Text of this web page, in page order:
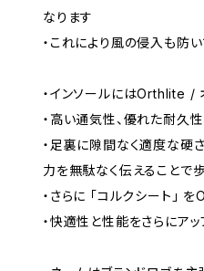
なります
・これにより風の侵入も防
・インソールにはOrthlite /
・高い通気性、優れた耐久
・足裏に隙間なく適度な硬
力を無駄なく伝えることで
・さらに 「コルクシート」
・快適性と性能をさらにア